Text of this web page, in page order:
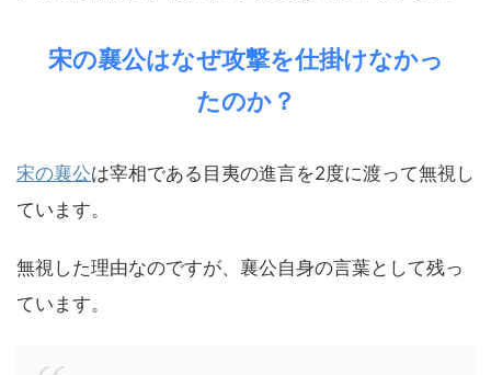
宋の襄公はなぜ攻撃を仕掛けなかっ
たのか？
宋の襄公は宰相である目夷の進言を2度に渡って無視し
ています。
無視した理由なのですが、襄公自身の言葉として残っ
ています。